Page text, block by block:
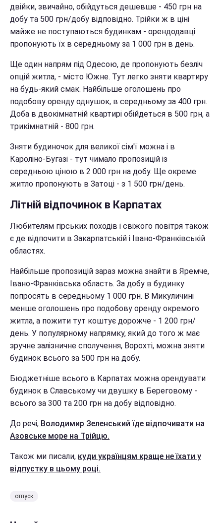
двійки, звичайно, обійдуться дешевше - 450 грн на
добу та 500 грн/добу відповідно. Трійки ж в ціні
майже не поступаються будинкам - орендодавці
пропонують їх в середньому за 1 000 грн в день.
Ще один напрям під Одесою, де пропонують безліч
опцій житла, - місто Южне. Тут легко зняти квартиру
на будь-який смак. Найбільше оголошень про
подобову оренду однушок, в середньому за 400 грн.
Доба в двокімнатній квартирі обійдеться в 500 грн, а
трикімнатній - 800 грн.
Зняти будиночок для великої сім'ї можна і в
Кароліно-Бугазі - тут чимало пропозицій із
середньою ціною в 2 000 грн на добу. Ще окреме
житло пропонують в Затоці - з 1 500 грн/день.
Літній відпочинок в Карпатах
Любителям гірських походів і свіжого повітря також
є де відпочити в Закарпатській і Івано-Франківській
областях.
Найбільше пропозицій зараз можна знайти в Яремче,
Івано-Франківська область. За добу в будинку
попросять в середньому 1 000 грн. В Микуличині
менше оголошень про подобову оренду окремого
житла, а пожити тут коштує дорожче - 1 200 грн/
день. У популярному напрямку, який до того ж має
зручне залізничне сполучення, Ворохті, можна зняти
будинок всього за 500 грн на добу.
Бюджетніше всього в Карпатах можна орендувати
будинок в Славському чи двушку в Береговому -
всього за 300 та 200 грн на добу відповідно.
До речі, Володимир Зеленський їде відпочивати на
Азовське море на Трійцю.
Також ми писали, куди українцям краще не їхати у
відпустку в цьому році.
отпуск